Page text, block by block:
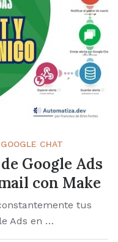
GOOGLE CHAT
Google Ads
con Make
tus
Ads en …